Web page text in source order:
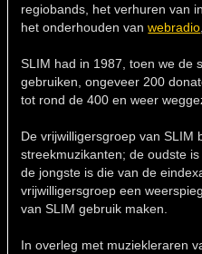
regiobands, het verhuren van
het onderhouden vanwebradio
SLIM had in 1987, toen we de
gebruiken, ongeveer 200
tot rond de 400 en weer
De vrijwilligersgroep van SLIM
streekmuzikanten; de oudste
de jongste is die van de
vrijwilligersgroep een
van SLIM gebruik maken.
In overleg met muziekleraren